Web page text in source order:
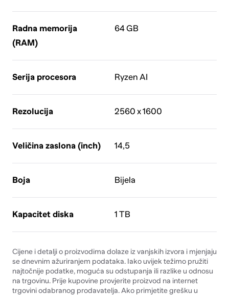
Radna memorija
(RAM)
64 GB
Serija procesora Ryzen AI
Rezolucija 2560 x 1600
Veličina zaslona (inch) 14,5
Boja Bijela
Kapacitet diska 1 TB
Cijene i detalji o proizvodima dolaze iz vanjskih izvora i mjenjaju
se dnevnim ažuriranjem podataka. Iako uvijek težimo pružiti
najtočnije podatke, moguća su odstupanja ili razlike u odnosu
na trgovinu. Prije kupovine provjerite proizvod na internet
trgovini odabranog prodavatelja. Ako primjetite grešku u